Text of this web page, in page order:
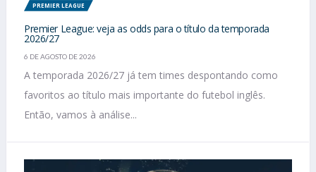
PREMIER LEAGUE
Premier League: veja as odds para o título da temporada
2026/27
6 DE AGOSTO DE 2026
A temporada 2026/27 já tem times despontando como
favoritos ao título mais importante do futebol inglês.
Então, vamos à análise...